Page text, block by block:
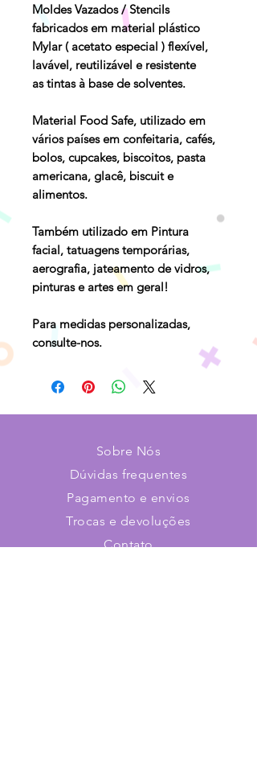
Moldes Vazados / Stencils
fabricados em material plástico
Mylar ( acetato especial ) flexível,
lavável, reutilizável e resistente
as tintas à base de solventes.
Material Food Safe, utilizado em
vários países em confeitaria, cafés,
bolos, cupcakes, biscoitos, pasta
americana, glacê, biscuit e
alimentos.
Também utilizado em Pintura
facial, tatuagens temporárias,
aerografia, jateamento de vidros,
pinturas e artes em geral!
Para medidas personalizadas,
consulte-nos.
Sobre Nós
Dúvidas frequentes
Pagamento e envios
Trocas e devoluções
Contato